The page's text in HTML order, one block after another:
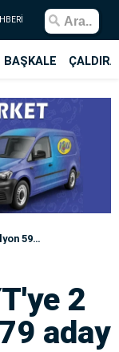
BAŞKALE
katılacak
2
aday